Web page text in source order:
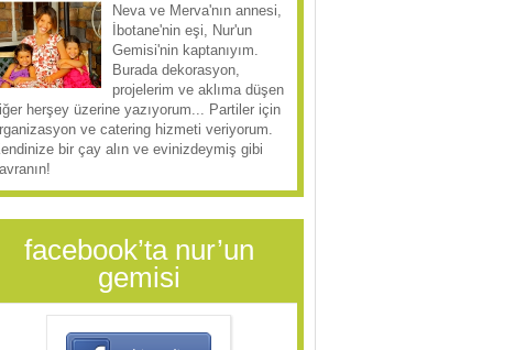
Neva ve Merva'nın annesi,
İbotane'nin eşi, Nur'un
Gemisi'nin kaptanıyım.
Burada dekorasyon,
projelerim ve aklıma düşen
herşey üzerine yazıyorum... Partiler için
ve catering hizmeti veriyorum.
bir çay alın ve evinizdeymiş gibi
facebook’ta nur’un
gemisi